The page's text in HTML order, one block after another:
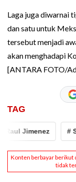
Laga juga diwarnai
dan satu untuk
tersebut menjadi
akan menghadapi
[ANTARA FOTO/
TAG
# Stadion